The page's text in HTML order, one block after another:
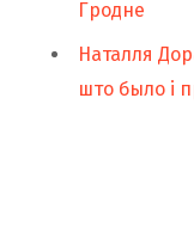
Гродне
Наталля
што было і